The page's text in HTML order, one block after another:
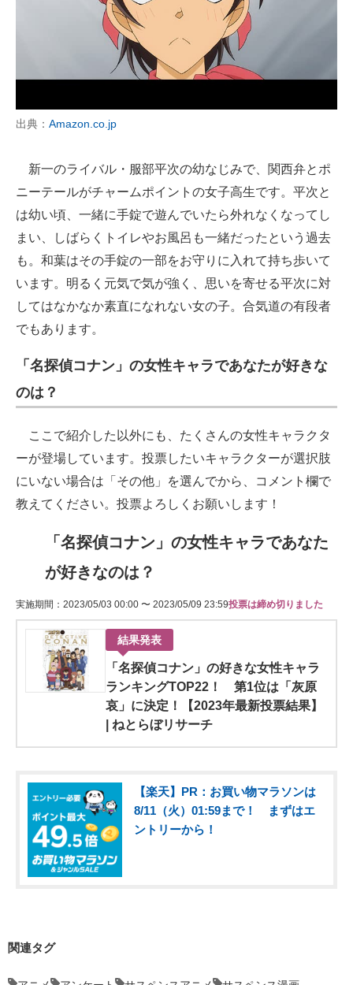
出典： Amazon.co.jp
新一のライバル・服部平次の幼なじみで、関西弁とポ
ニーテールがチャームポイントの女子高生です。平次と
は幼い頃、一緒に手錠で遊んでいたら外れなくなってし
まい、しばらくトイレやお風呂も一緒だったという過去
も。和葉はその手錠の一部をお守りに入れて持ち歩いて
います。明るく元気で気が強く、思いを寄せる平次に対
してはなかなか素直になれない女の子。合気道の有段者
でもあります。
「名探偵コナン」の女性キャラであなたが好きな
のは？
ここで紹介した以外にも、たくさんの女性キャラクタ
ーが登場しています。投票したいキャラクターが選択肢
にいない場合は「その他」を選んでから、コメント欄で
教えてください。投票よろしくお願いします！
「名探偵コナン」の女性キャラであなた
が好きなのは？
実施期間：2023/05/03 00:00 〜 2023/05/09 23:59投票は締め切りました
結果発表
「名探偵コナン」の好きな女性キャラ
ランキングTOP22！ 第1位は「灰原
哀」に決定！【2023年最新投票結果】
| ねとらぼリサーチ
【楽天】PR：お買い物マラソンは
8/11（火）01:59まで！ まずはエ
ントリーから！
関連タグ